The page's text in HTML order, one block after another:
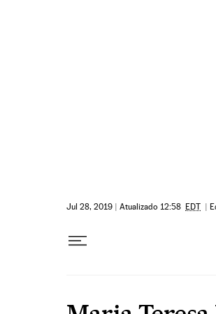
Jul 28, 2019 | Atualizado 12:58 EDT |